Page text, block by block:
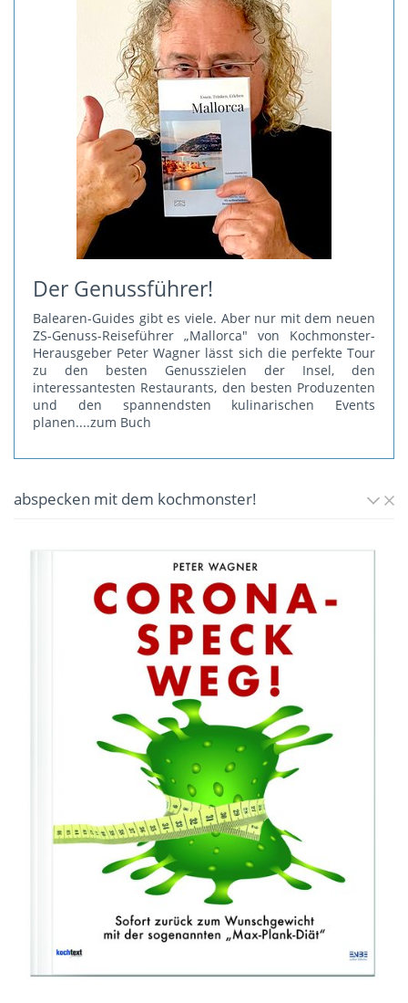
Der Genussführer!
Balearen-Guides gibt es viele. Aber nur mit dem neuen
ZS-Genuss-Reiseführer „Mallorca" von Kochmonster-
Herausgeber Peter Wagner lässt sich die perfekte Tour
zu den besten Genusszielen der Insel, den
interessantesten Restaurants, den besten Produzenten
und den spannendsten kulinarischen Events
planen....zum Buch
abspecken mit dem kochmonster!